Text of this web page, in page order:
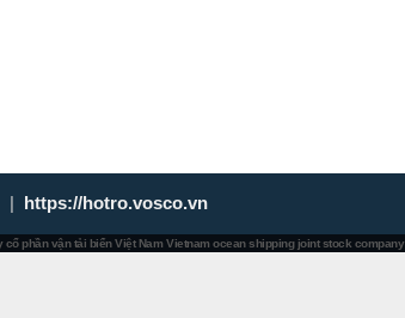
| https://hotro.vosco.vn
cổ phần vận tải biển Việt Nam Vietnam ocean shipping joint stock company